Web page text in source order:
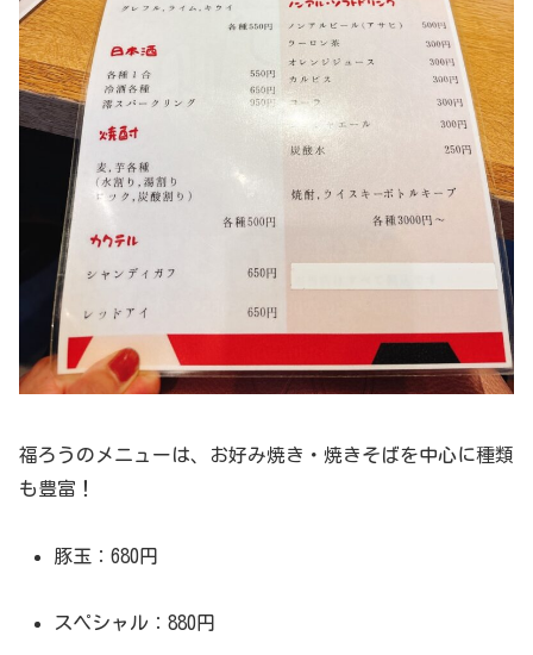
福ろうのメニューは、お好み焼き・焼きそばを中心に種類
も豊富！
豚玉：680円
スペシャル：880円